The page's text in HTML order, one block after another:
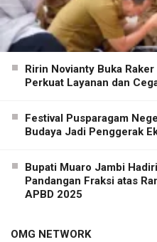
Ririn Novianty Buka
Perkuat Layanan dan
Festival Pusparagam
Budaya Jadi Penggerak
Bupati Muaro Jambi
Pandangan Fraksi atas
APBD 2025
OMG NETWORK